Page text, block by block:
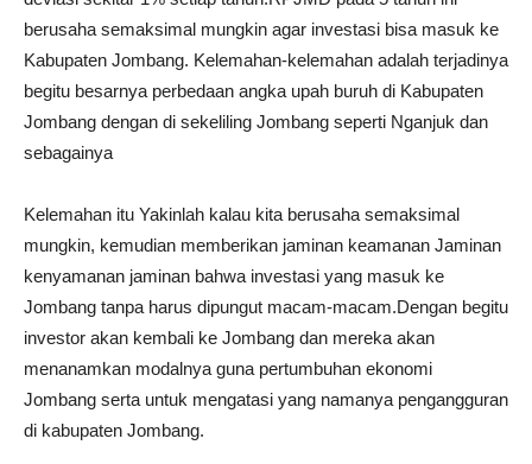
berusaha semaksimal mungkin agar investasi bisa masuk ke
Kabupaten Jombang. Kelemahan-kelemahan adalah terjadinya
begitu besarnya perbedaan angka upah buruh di Kabupaten
Jombang dengan di sekeliling Jombang seperti Nganjuk dan
sebagainya
Kelemahan itu Yakinlah kalau kita berusaha semaksimal
mungkin, kemudian memberikan jaminan keamanan Jaminan
kenyamanan jaminan bahwa investasi yang masuk ke
Jombang tanpa harus dipungut macam-macam.Dengan begitu
investor akan kembali ke Jombang dan mereka akan
menanamkan modalnya guna pertumbuhan ekonomi
Jombang serta untuk mengatasi yang namanya pengangguran
di kabupaten Jombang.